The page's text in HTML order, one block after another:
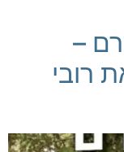
–
רובי